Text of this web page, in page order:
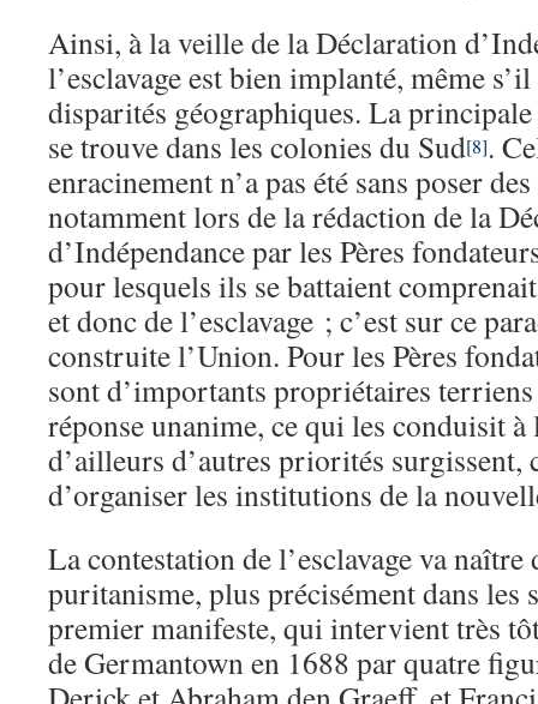
Ainsi, à la veille de la Déclaration
l’esclavage est bien implanté, même
disparités géographiques. La
se trouve dans les colonies du Sud[8].
enracinement n’a pas été sans poser
notamment lors de la rédaction de la
d’Indépendance par les Pères
pour lesquels ils se battaient
et donc de l’esclavage ; c’est sur ce
construite l’Union. Pour les Pères
sont d’importants propriétaires
réponse unanime, ce qui les conduisit
d’ailleurs d’autres priorités surgissent,
d’organiser les institutions de la
La contestation de l’esclavage va naître
puritanisme, plus précisément dans les
premier manifeste, qui intervient très
de Germantown en 1688 par quatre